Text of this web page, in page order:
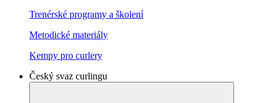
Trenérské programy a školení
Metodické materiály
Kempy pro curlery
Český svaz curlingu